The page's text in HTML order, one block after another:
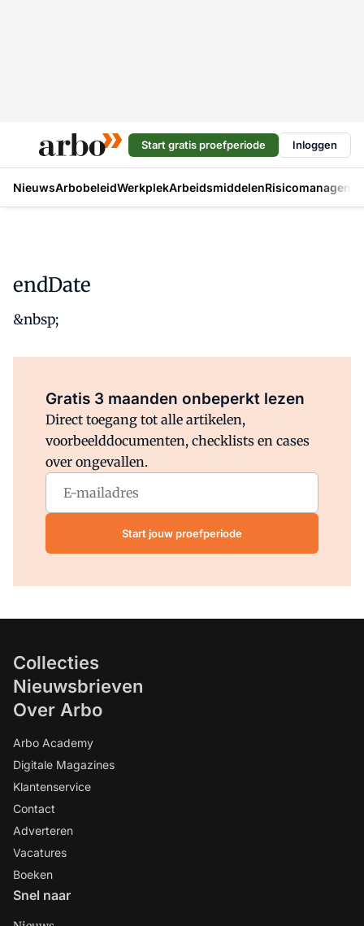
Start gratis proefperiode Inloggen
NieuwsArbobeleidWerkplekArbeidsmiddelen
endDate
&nbsp;
Gratis 3 maanden onbeperkt lezen
Direct toegang tot alle artikelen,
voorbeelddocumenten, checklists en cases
over ongevallen.
Start jouw proefperiode
Collecties
Nieuwsbrieven
Over Arbo
Arbo Academy
Digitale Magazines
Klantenservice
Contact
Adverteren
Vacatures
Boeken
Snel naar